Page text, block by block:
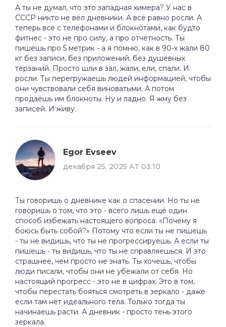
А ты не думал, что это западная химера? У нас в
СССР никто не вёл дневники. А всё равно росли. А
теперь все с телефонами и блокнотами, как будто
фитнес - это не про силу, а про отчётность. Ты
пишешь про 5 метрик - а я помню, как в 90-х жали 80
кг без записи, без приложений, без душевных
терзаний. Просто шли в зал, жали, ели, спали. И
росли. Ты перегружаешь людей информацией, чтобы
они чувствовали себя виноватыми. А потом
продаёшь им блокноты. Ну и ладно. Я жму без
записей. И живу.
Egor Evseev
декабря 25, 2025 AT 03:10
Ты говоришь о дневнике как о спасении. Но ты не
говоришь о том, что это - всего лишь ещё один
способ избежать настоящего вопроса: «Почему я
боюсь быть собой?» Потому что если ты не пишешь
- ты не видишь, что ты не прогрессируешь. А если ты
пишешь - ты видишь, что ты не справляешься. И это
страшнее, чем просто не знать. Ты хочешь, чтобы
люди писали, чтобы они не убежали от себя. Но
настоящий прогресс - это не в цифрах. Это в том,
чтобы перестать бояться смотреть в зеркало - даже
если там нет идеального тела. Только тогда ты
начинаешь расти. А дневник - просто тень этого
зеркала.